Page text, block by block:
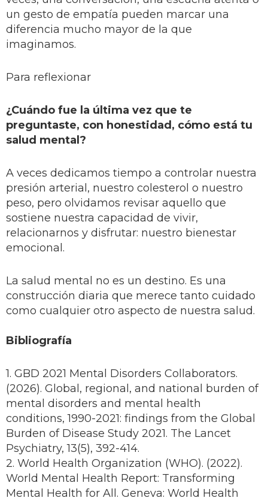
un gesto de empatía pueden marcar una
diferencia mucho mayor de la que
imaginamos.
Para reflexionar
¿Cuándo fue la última vez que te
preguntaste, con honestidad, cómo está tu
salud mental?
A veces dedicamos tiempo a controlar nuestra
presión arterial, nuestro colesterol o nuestro
peso, pero olvidamos revisar aquello que
sostiene nuestra capacidad de vivir,
relacionarnos y disfrutar: nuestro bienestar
emocional.
La salud mental no es un destino. Es una
construcción diaria que merece tanto cuidado
como cualquier otro aspecto de nuestra salud.
Bibliografía
1. GBD 2021 Mental Disorders Collaborators.
(2026). Global, regional, and national burden of
mental disorders and mental health
conditions, 1990-2021: findings from the Global
Burden of Disease Study 2021. The Lancet
Psychiatry, 13(5), 392-414.
2. World Health Organization (WHO). (2022).
World Mental Health Report: Transforming
Mental Health for All. Geneva: World Health